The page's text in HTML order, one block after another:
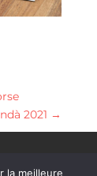
2021 →
la meilleure